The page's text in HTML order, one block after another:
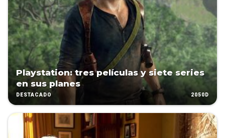
Playstation: tres películas y siete series
en sus planes
DESTACADO 2050D